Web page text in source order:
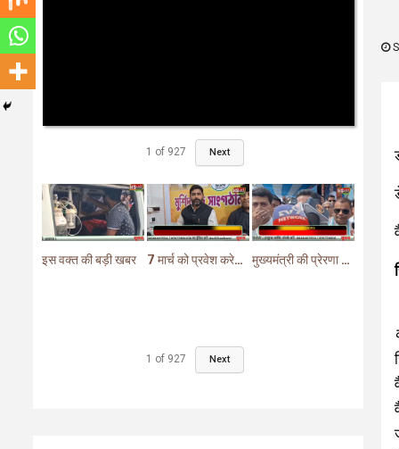
1 of 927 Next
इस वक्त की बड़ी खबर 7 मार्च को प्रवेश करेगा मुर्शिदाबाद में बीजेपी का परिवर्तन यात्रा रथ मुख्यमंत्री की प्रेरणा से दो महत्वपूर्ण योजनाओं का हुआ शिलान्यास
1 of 927 Next